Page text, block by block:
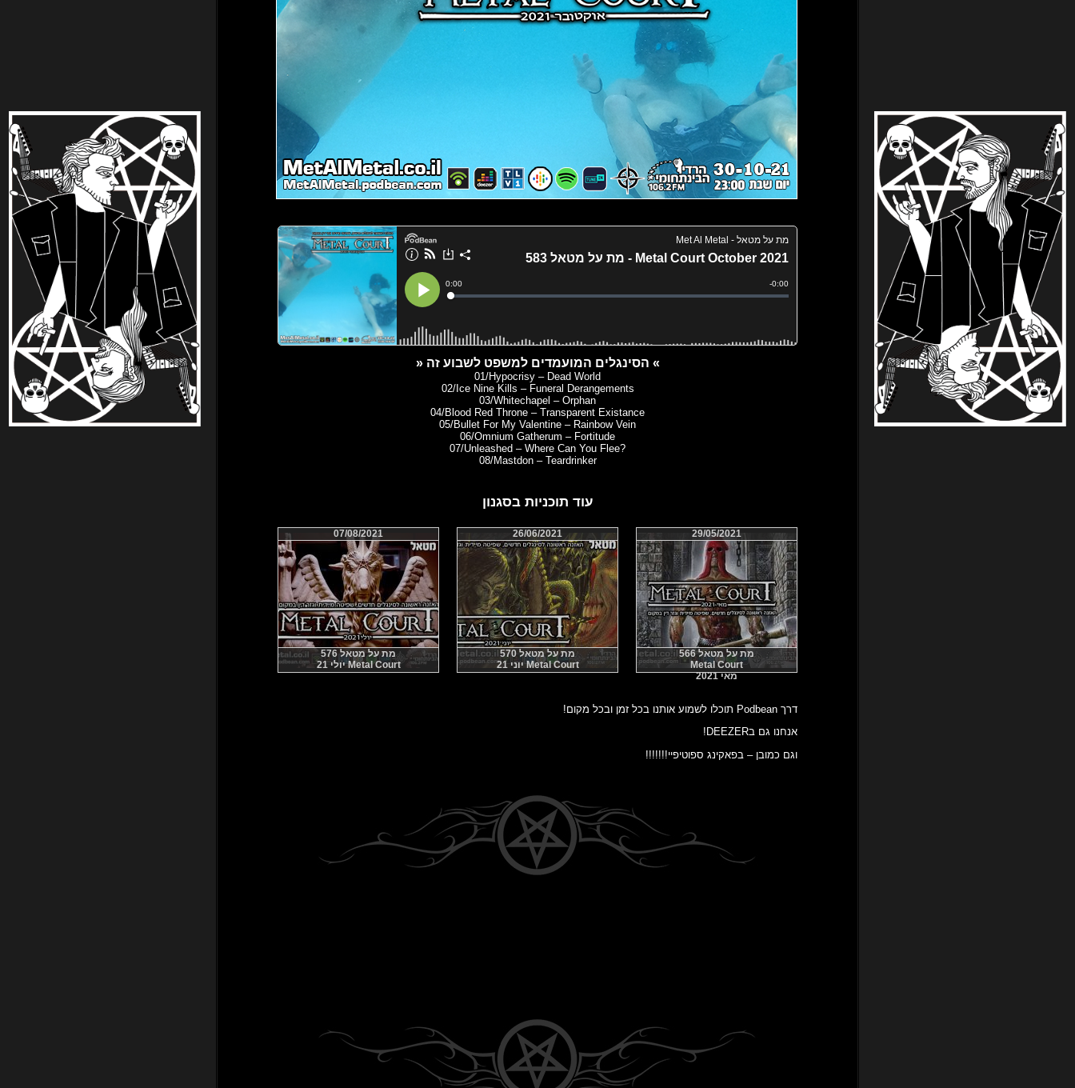
» הסינגלים המועמדים למשפט לשבוע זה «
01/Hypocrisy – Dead World
02/Ice Nine Kills – Funeral Derangements
03/Whitechapel – Orphan
04/Blood Red Throne – Transparent Existance
05/Bullet For My Valentine – Rainbow Vein
06/Omnium Gatherum – Fortitude
07/Unleashed – Where Can You Flee?
08/Mastdon – Teardrinker
עוד תוכניות בסגנון
29/05/2021
מת על מטאל 566
Metal Court
מאי 2021
26/06/2021
מת על מטאל 570
Metal Court יוני 21
07/08/2021
מת על מטאל 576
Metal Court יולי 21
דרך Podbean תוכלו לשמוע אותנו בכל זמן ובכל מקום!
אנחנו גם בDEEZER!
וגם כמובן – בפאקינג ספוטיפיי!!!!!!!